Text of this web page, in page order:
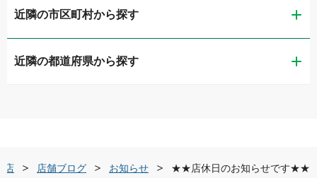
ガリバー佐賀本庄店
ガリバー車検 佐賀本庄店
ガリバー唐津店
近隣の市区町村から探す
佐賀市
近隣の都道府県から探す
店 店舗ブログ お知らせ ★★店休日のお知らせです★★